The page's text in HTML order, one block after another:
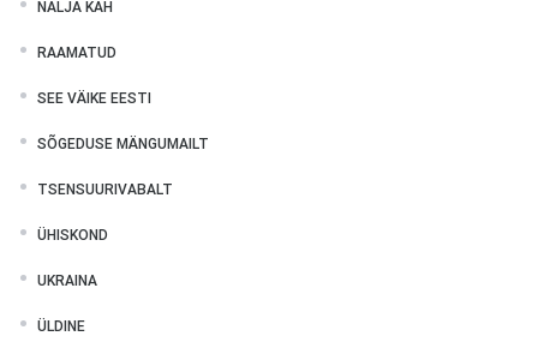
NALJA KAH
RAAMATUD
SEE VÄIKE EESTI
SÕGEDUSE MÄNGUMAILT
TSENSUURIVABALT
ÜHISKOND
UKRAINA
ÜLDINE